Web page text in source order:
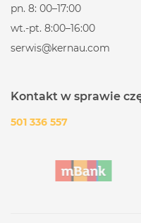
pn. 8: 00–17:00
wt.-pt. 8:00–16:00
serwis@kernau.com
Kontakt w sprawie
501 336 557